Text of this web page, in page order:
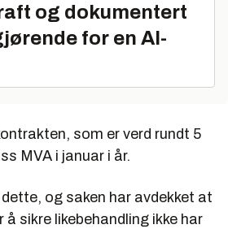
og dokumentert
for en AI-
som er verd rundt 5
MVA i januar i år.
og saken har avdekket at
sikre likebehandling ikke har